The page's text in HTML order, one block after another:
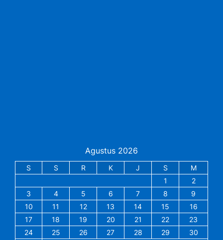
Agustus 2026
S S R K J S
M
1
2
3
4 5 6 7 8
9
10
11 12 13 14 15
16
17
18 19 20 21 22
23
24
25 26 27 28 29
30